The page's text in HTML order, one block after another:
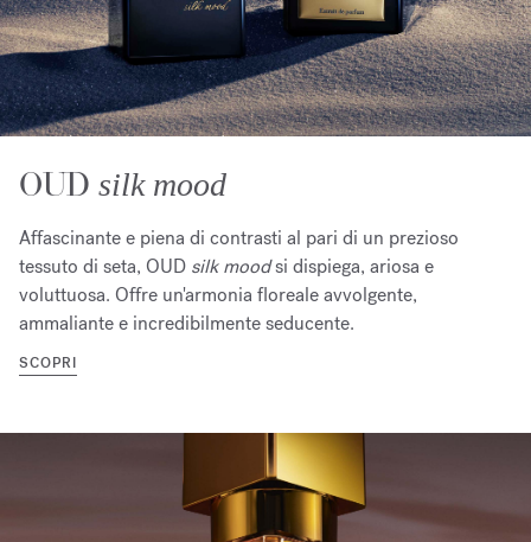
OUD silk mood
Affascinante e piena di contrasti al pari di un prezioso
tessuto di seta, OUD silk moodsi dispiega, ariosa e
voluttuosa. Offre un'armonia floreale avvolgente,
ammaliante e incredibilmente seducente.
SCOPRI